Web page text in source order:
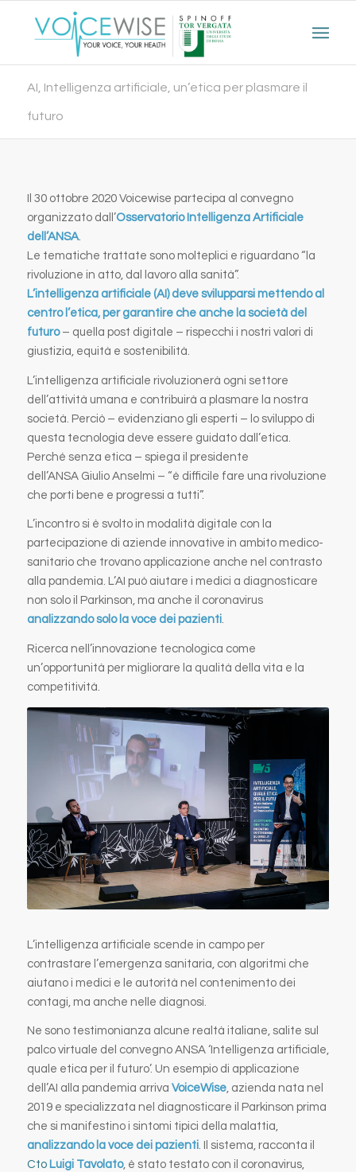
AI, Intelligenza artificiale, un’etica per plasmare il
futuro
Il 30 ottobre 2020 Voicewise partecipa al convegno
organizzato dall’Osservatorio Intelligenza Artificiale
dell’ANSA.
Le tematiche trattate sono molteplici e riguardano “la
rivoluzione in atto, dal lavoro alla sanità”.
L’intelligenza artificiale (AI) deve svilupparsi mettendo al
centro l’etica, per garantire che anche la società del
futuro– quella post digitale – rispecchi i nostri valori di
giustizia, equità e sostenibilità.
L’intelligenza artificiale rivoluzionerà ogni settore
dell’attività umana e contribuirà a plasmare la nostra
società. Perciò – evidenziano gli esperti – lo sviluppo di
questa tecnologia deve essere guidato dall’etica.
Perché senza etica – spiega il presidente
dell’ANSA Giulio Anselmi – “è difficile fare una rivoluzione
che porti bene e progressi a tutti”.
L’incontro si è svolto in modalità digitale con la
partecipazione di aziende innovative in ambito medico-
sanitario che trovano applicazione anche nel contrasto
alla pandemia. L’AI può aiutare i medici a diagnosticare
non solo il Parkinson, ma anche il coronavirus
analizzando solo la voce dei pazienti.
Ricerca nell’innovazione tecnologica come
un’opportunità per migliorare la qualità della vita e la
competitività.
L’intelligenza artificiale scende in campo per
contrastare l’emergenza sanitaria, con algoritmi che
aiutano i medici e le autorità nel contenimento dei
contagi, ma anche nelle diagnosi.
Ne sono testimonianza alcune realtà italiane, salite sul
palco virtuale del convegno ANSA ‘Intelligenza artificiale,
quale etica per il futuro’. Un esempio di applicazione
dell’AI alla pandemia arriva VoiceWise, azienda nata nel
2019 e specializzata nel diagnosticare il Parkinson prima
che si manifestino i sintomi tipici della malattia,
analizzando la voce dei pazienti. Il sistema, racconta il
CtoLuigi Tavolato, è stato testato con il coronavirus,